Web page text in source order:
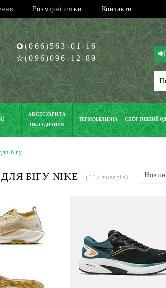
Розмірні сітки Контакти
(066)563-01-16
(096)096-12-89
АКСЕСУАРИ ТА
ОБЛАДНАННЯ
ТЕРМОБІЛИЗНА СПОРТИВНИЙ
бігу
БІГУ NIKE (117 товарів)